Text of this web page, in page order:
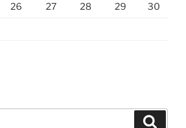
26 27 28 29 30